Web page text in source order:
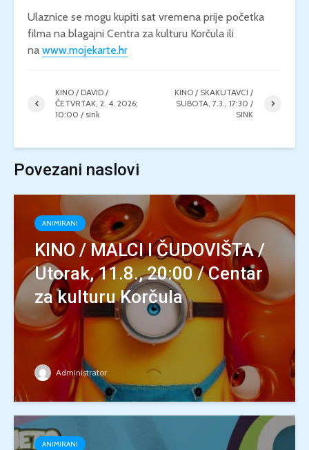
Ulaznice se mogu kupiti sat vremena prije početka
filma na blagajni Centra za kulturu Korčula ili
na www.mojekarte.hr
KINO / DAVID /
ČETVRTAK, 2. 4. 2026;
10:00 / sink
KINO / SKAKUTAVCI /
SUBOTA, 7.3., 17:30 /
SINK
Povezani naslovi
ANIMIRANI
KINO / MALCI I ČUDOVIŠTA /
Utorak, 11.8., 20:00 / Centar
za kulturu Korčula
Administrator
ANIMIRANI